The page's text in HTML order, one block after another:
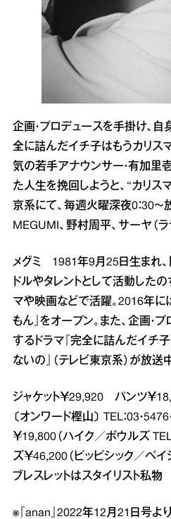
企画・プロデュースを手掛け、自
全に詰んだイチ子はもうカリス
気の若手アナウンサー・有加里
た人生を挽回しようと、“カリス
京系にて、毎週火曜深夜0：30～
MEGUMI、野村周平、サーヤ（ラ
メグミ 1981年9月25日生まれ、
ドルやタレントとして活動した
マや映画などで活躍。2016年に
もん』をオープン。また、企画・
するドラマ『完全に詰んだイチ
ないの』（テレビ東京系）が放送中
ジャケット￥29,920 パンツ￥
〔オンワード樫山〕 TEL：03・
￥19,800（ハイク／ボウルズ TEL
ズ￥46,200（ピッピシック／ベイ
ブレスレットはスタイリスト私物
※『anan』2022年12月21日号よ